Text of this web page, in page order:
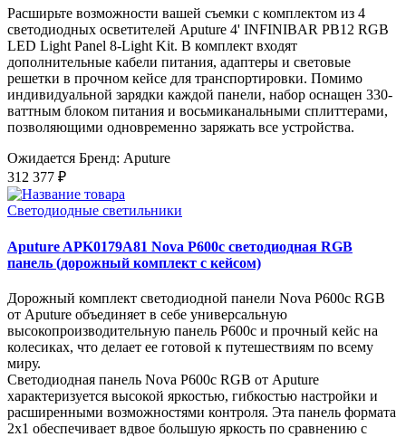
Расширьте возможности вашей съемки с комплектом из 4
светодиодных осветителей Aputure 4' INFINIBAR PB12 RGB
LED Light Panel 8-Light Kit. В комплект входят
дополнительные кабели питания, адаптеры и световые
решетки в прочном кейсе для транспортировки. Помимо
индивидуальной зарядки каждой панели, набор оснащен 330-
ваттным блоком питания и восьмиканальными сплиттерами,
позволяющими одновременно заряжать все устройства.
Ожидается Бренд: Aputure
312 377 ₽
Светодиодные светильники
Aputure APK0179A81 Nova P600c светодиодная RGB
панель (дорожный комплект с кейсом)
Дорожный комплект светодиодной панели Nova P600c RGB
от Aputure объединяет в себе универсальную
высокопроизводительную панель P600c и прочный кейс на
колесиках, что делает ее готовой к путешествиям по всему
миру.
Светодиодная панель Nova P600c RGB от Aputure
характеризуется высокой яркостью, гибкостью настройки и
расширенными возможностями контроля. Эта панель формата
2x1 обеспечивает вдвое большую яркость по сравнению с